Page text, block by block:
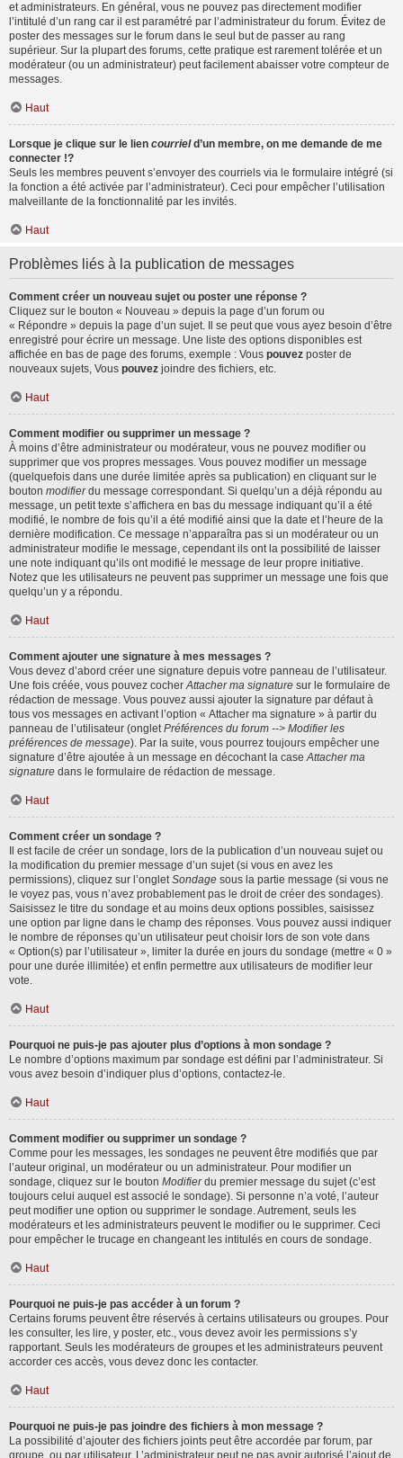
et administrateurs. En général, vous ne pouvez pas directement modifier
l’intitulé d’un rang car il est paramétré par l’administrateur du forum. Évitez de
poster des messages sur le forum dans le seul but de passer au rang
supérieur. Sur la plupart des forums, cette pratique est rarement tolérée et un
modérateur (ou un administrateur) peut facilement abaisser votre compteur de
messages.
Haut
Lorsque je clique sur le lien courrield’un membre, on me demande de me
connecter !?
Seuls les membres peuvent s’envoyer des courriels via le formulaire intégré (si
la fonction a été activée par l’administrateur). Ceci pour empêcher l’utilisation
malveillante de la fonctionnalité par les invités.
Haut
Problèmes liés à la publication de messages
Comment créer un nouveau sujet ou poster une réponse ?
Cliquez sur le bouton « Nouveau » depuis la page d’un forum ou
« Répondre » depuis la page d’un sujet. Il se peut que vous ayez besoin d’être
enregistré pour écrire un message. Une liste des options disponibles est
affichée en bas de page des forums, exemple : Vous pouvez poster de
nouveaux sujets, Vous pouvez joindre des fichiers, etc.
Haut
Comment modifier ou supprimer un message ?
À moins d’être administrateur ou modérateur, vous ne pouvez modifier ou
supprimer que vos propres messages. Vous pouvez modifier un message
(quelquefois dans une durée limitée après sa publication) en cliquant sur le
bouton modifierdu message correspondant. Si quelqu’un a déjà répondu au
message, un petit texte s’affichera en bas du message indiquant qu’il a été
modifié, le nombre de fois qu’il a été modifié ainsi que la date et l’heure de la
dernière modification. Ce message n’apparaîtra pas si un modérateur ou un
administrateur modifie le message, cependant ils ont la possibilité de laisser
une note indiquant qu’ils ont modifié le message de leur propre initiative.
Notez que les utilisateurs ne peuvent pas supprimer un message une fois que
quelqu’un y a répondu.
Haut
Comment ajouter une signature à mes messages ?
Vous devez d’abord créer une signature depuis votre panneau de l’utilisateur.
Une fois créée, vous pouvez cocherAttacher ma signature sur le formulaire de
rédaction de message. Vous pouvez aussi ajouter la signature par défaut à
tous vos messages en activant l’option « Attacher ma signature » à partir du
panneau de l’utilisateur (ongletPréférences du forum --> Modifier les
préférences de message). Par la suite, vous pourrez toujours empêcher une
signature d’être ajoutée à un message en décochant la caseAttacher ma
signature dans le formulaire de rédaction de message.
Haut
Comment créer un sondage ?
Il est facile de créer un sondage, lors de la publication d’un nouveau sujet ou
la modification du premier message d’un sujet (si vous en avez les
permissions), cliquez sur l’ongletSondage sous la partie message (si vous ne
le voyez pas, vous n’avez probablement pas le droit de créer des sondages).
Saisissez le titre du sondage et au moins deux options possibles, saisissez
une option par ligne dans le champ des réponses. Vous pouvez aussi indiquer
le nombre de réponses qu’un utilisateur peut choisir lors de son vote dans
« Option(s) par l’utilisateur », limiter la durée en jours du sondage (mettre « 0 »
pour une durée illimitée) et enfin permettre aux utilisateurs de modifier leur
vote.
Haut
Pourquoi ne puis-je pas ajouter plus d’options à mon sondage ?
Le nombre d’options maximum par sondage est défini par l’administrateur. Si
vous avez besoin d’indiquer plus d’options, contactez-le.
Haut
Comment modifier ou supprimer un sondage ?
Comme pour les messages, les sondages ne peuvent être modifiés que par
l’auteur original, un modérateur ou un administrateur. Pour modifier un
sondage, cliquez sur le bouton Modifierdu premier message du sujet (c’est
toujours celui auquel est associé le sondage). Si personne n’a voté, l’auteur
peut modifier une option ou supprimer le sondage. Autrement, seuls les
modérateurs et les administrateurs peuvent le modifier ou le supprimer. Ceci
pour empêcher le trucage en changeant les intitulés en cours de sondage.
Haut
Pourquoi ne puis-je pas accéder à un forum ?
Certains forums peuvent être réservés à certains utilisateurs ou groupes. Pour
les consulter, les lire, y poster, etc., vous devez avoir les permissions s’y
rapportant. Seuls les modérateurs de groupes et les administrateurs peuvent
accorder ces accès, vous devez donc les contacter.
Haut
Pourquoi ne puis-je pas joindre des fichiers à mon message ?
La possibilité d’ajouter des fichiers joints peut être accordée par forum, par
groupe, ou par utilisateur. L’administrateur peut ne pas avoir autorisé l’ajout de